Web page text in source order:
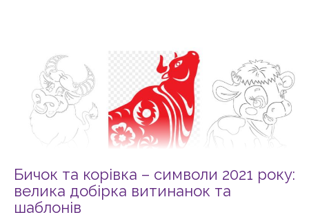
Бичок та корівка – символи 2021 року:
велика добірка витинанок та
шаблонів